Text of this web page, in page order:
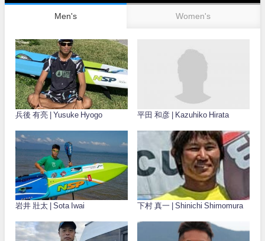
Men's Women's
兵後 有亮 | Yusuke Hyogo 平田 和彦 | Kazuhiko Hirata
岩井 壯太 | Sota Iwai 下村 真一 | Shinichi Shimomura